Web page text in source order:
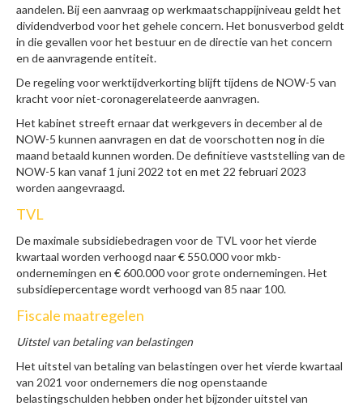
aandelen. Bij een aanvraag op werkmaatschappijniveau geldt het
dividendverbod voor het gehele concern. Het bonusverbod geldt
in die gevallen voor het bestuur en de directie van het concern
en de aanvragende entiteit.
De regeling voor werktijdverkorting blijft tijdens de NOW-5 van
kracht voor niet-coronagerelateerde aanvragen.
Het kabinet streeft ernaar dat werkgevers in december al de
NOW-5 kunnen aanvragen en dat de voorschotten nog in die
maand betaald kunnen worden. De definitieve vaststelling van de
NOW-5 kan vanaf 1 juni 2022 tot en met 22 februari 2023
worden aangevraagd.
TVL
De maximale subsidiebedragen voor de TVL voor het vierde
kwartaal worden verhoogd naar € 550.000 voor mkb-
ondernemingen en € 600.000 voor grote ondernemingen. Het
subsidiepercentage wordt verhoogd van 85 naar 100.
Fiscale maatregelen
Uitstel van betaling van belastingen
Het uitstel van betaling van belastingen over het vierde kwartaal
van 2021 voor ondernemers die nog openstaande
belastingschulden hebben onder het bijzonder uitstel van